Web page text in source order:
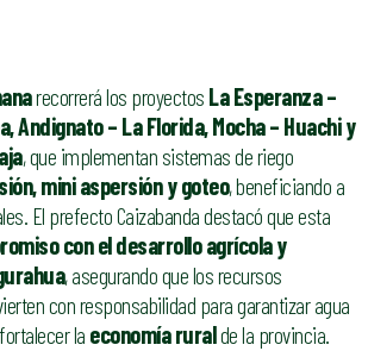
recorrerá los proyectos La Esperanza –
Andignato – La Florida, Mocha – Huachi y
, que implementan sistemas de riego
mini aspersión y goteo, beneficiando a
El prefecto Caizabanda destacó que esta
con el desarrollo agrícola y
, asegurando que los recursos
con responsabilidad para garantizar agua
la economía ruralde la provincia.